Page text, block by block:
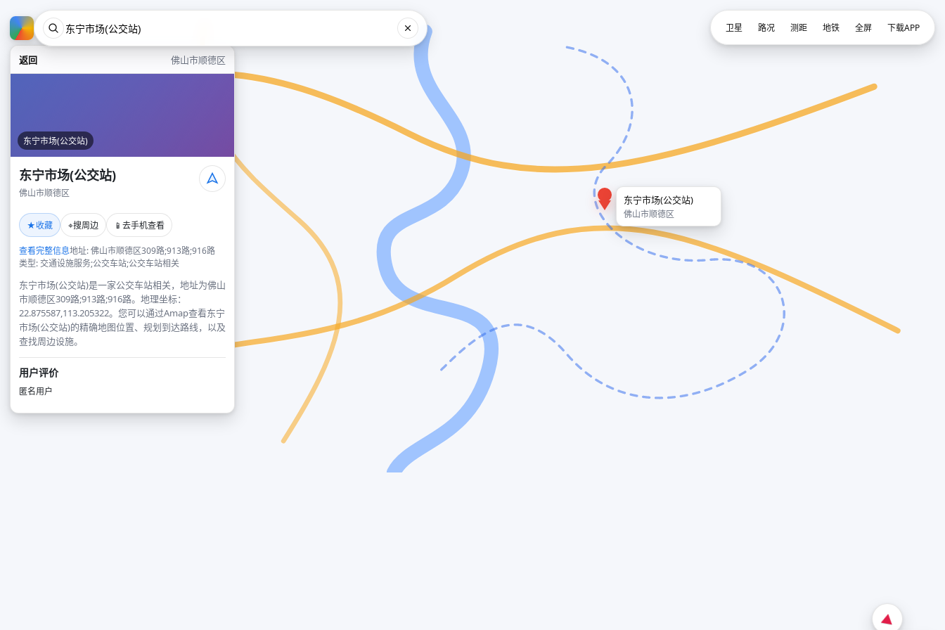
返回 佛山市顺德区
东宁市场(公交站)
东宁市场(公交站)
佛山市顺德区
★收藏 ⌖搜周边 📱 去手机查看
查看完整信息地址: 佛山市顺德区309路;913路;916路
类型: 交通设施服务;公交车站;公交车站相关
东宁市场(公交站)是一家公交车站相关，地址为佛山
市顺德区309路;913路;916路。地理坐标：
22.875587,113.205322。您可以通过Amap查看东宁
市场(公交站)的精确地图位置、规划到达路线，以及
查找周边设施。
用户评价
匿名用户
东宁市场(公交站)
佛山市顺德区
卫星 路况 测距 地铁 全屏 下载APP